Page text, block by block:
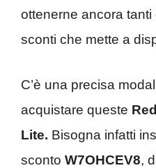
ottenerne ancora
sconti che mette a
C’è una precisa
acquistare queste
Lite. Bisogna infatti
sconto W7OHCEV8,